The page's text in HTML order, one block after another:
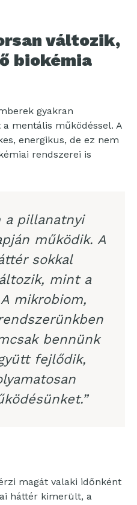
változik,
biokémia
gyakran
mentális működéssel. A
energikus, de ez nem
rendszerei is
a pillanatnyi
működik. A
sokkal
mint a
A mikrobiom,
bennünk
fejlődik,
magát valaki időnként
háttér kimerült, a